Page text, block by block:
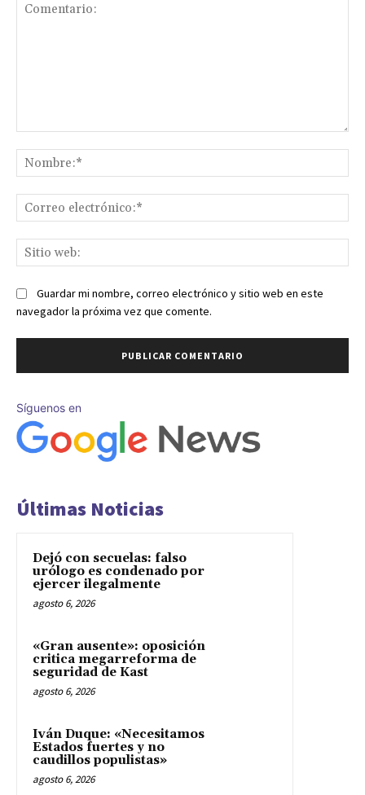
Guardar mi nombre, correo electrónico y sitio web en este
navegador la próxima vez que comente.
Síguenos en
Últimas Noticias
Dejó con secuelas: falso
urólogo es condenado por
ejercer ilegalmente
agosto 6, 2026
«Gran ausente»: oposición
critica megarreforma de
seguridad de Kast
agosto 6, 2026
Iván Duque: «Necesitamos
Estados fuertes y no
caudillos populistas»
agosto 6, 2026